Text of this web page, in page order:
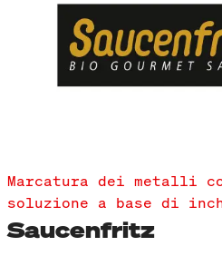
Marcatura dei metalli
soluzione a base di
Saucenfritz